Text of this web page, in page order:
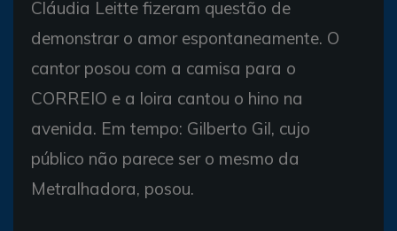
Cláudia Leitte fizeram questão de
demonstrar o amor espontaneamente. O
cantor posou com a camisa para o
CORREIO e a loira cantou o hino na
avenida. Em tempo: Gilberto Gil, cujo
público não parece ser o mesmo da
Metralhadora, posou.